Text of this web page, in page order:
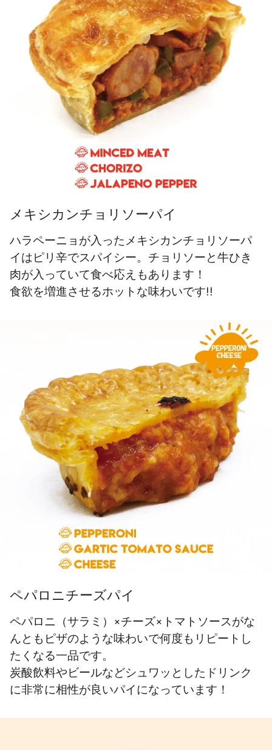
メキシカンチョリソーパイ
ハラペーニョが入ったメキシカンチョリソーパ
イはピリ辛でスパイシー。チョリソーと牛ひき
肉が入っていて食べ応えもあります！
食欲を増進させるホットな味わいです!!
ペパロニチーズパイ
ペパロニ（サラミ）×チーズ×トマトソースがな
んともピザのような味わいで何度もリピートし
たくなる一品です。
炭酸飲料やビールなどシュワッとしたドリンク
に非常に相性が良いパイになっています！